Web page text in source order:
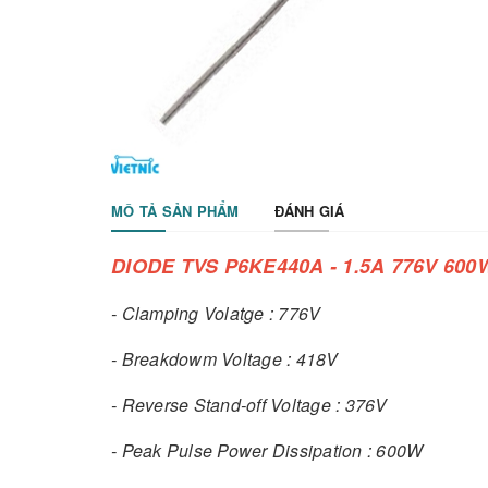
MÔ TẢ SẢN PHẨM ĐÁNH GIÁ
DIODE TVS P6KE440A - 1.5A 776V
- Clamping Volatge : 776V
- Breakdowm Voltage : 418V
- Reverse Stand-off Voltage : 376V
- Peak Pulse Power Dissipation : 600W